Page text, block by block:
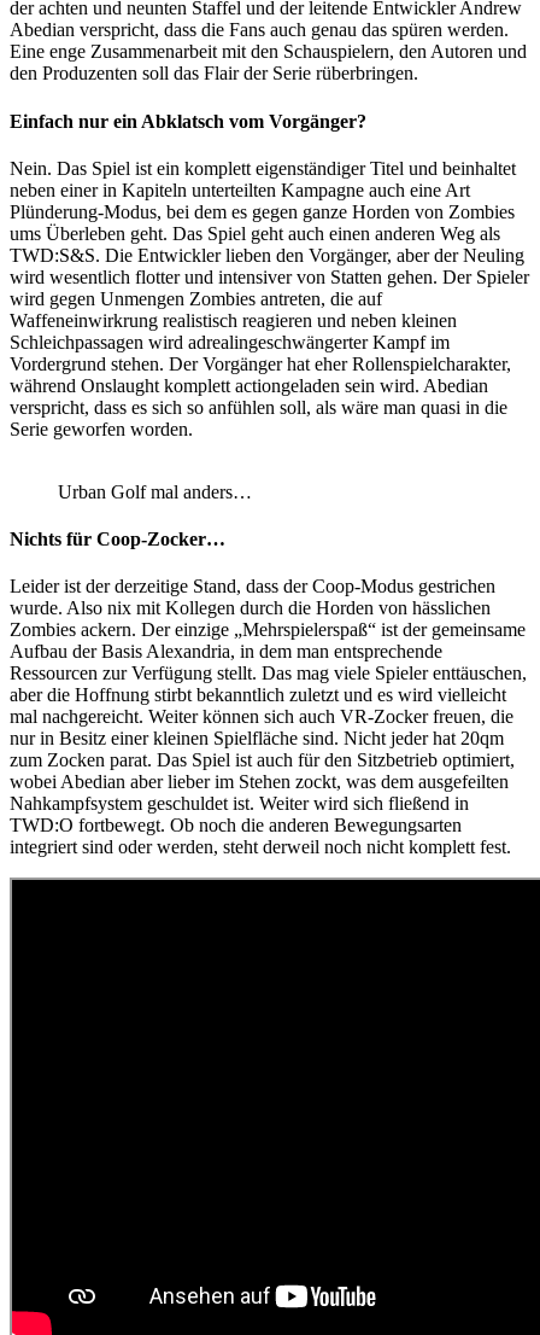
der achten und neunten Staffel und der leitende Entwickler Andrew
Abedian verspricht, dass die Fans auch genau das spüren werden.
Eine enge Zusammenarbeit mit den Schauspielern, den Autoren und
den Produzenten soll das Flair der Serie rüberbringen.
Einfach nur ein Abklatsch vom Vorgänger?
Nein. Das Spiel ist ein komplett eigenständiger Titel und beinhaltet
neben einer in Kapiteln unterteilten Kampagne auch eine Art
Plünderung-Modus, bei dem es gegen ganze Horden von Zombies
ums Überleben geht. Das Spiel geht auch einen anderen Weg als
TWD:S&S. Die Entwickler lieben den Vorgänger, aber der Neuling
wird wesentlich flotter und intensiver von Statten gehen. Der Spieler
wird gegen Unmengen Zombies antreten, die auf
Waffeneinwirkrung realistisch reagieren und neben kleinen
Schleichpassagen wird adrealingeschwängerter Kampf im
Vordergrund stehen. Der Vorgänger hat eher Rollenspielcharakter,
während Onslaught komplett actiongeladen sein wird. Abedian
verspricht, dass es sich so anfühlen soll, als wäre man quasi in die
Serie geworfen worden.
Urban Golf mal anders…
Nichts für Coop-Zocker…
Leider ist der derzeitige Stand, dass der Coop-Modus gestrichen
wurde. Also nix mit Kollegen durch die Horden von hässlichen
Zombies ackern. Der einzige „Mehrspielerspaß“ ist der gemeinsame
Aufbau der Basis Alexandria, in dem man entsprechende
Ressourcen zur Verfügung stellt. Das mag viele Spieler enttäuschen,
aber die Hoffnung stirbt bekanntlich zuletzt und es wird vielleicht
mal nachgereicht. Weiter können sich auch VR-Zocker freuen, die
nur in Besitz einer kleinen Spielfläche sind. Nicht jeder hat 20qm
zum Zocken parat. Das Spiel ist auch für den Sitzbetrieb optimiert,
wobei Abedian aber lieber im Stehen zockt, was dem ausgefeilten
Nahkampfsystem geschuldet ist. Weiter wird sich fließend in
TWD:O fortbewegt. Ob noch die anderen Bewegungsarten
integriert sind oder werden, steht derweil noch nicht komplett fest.